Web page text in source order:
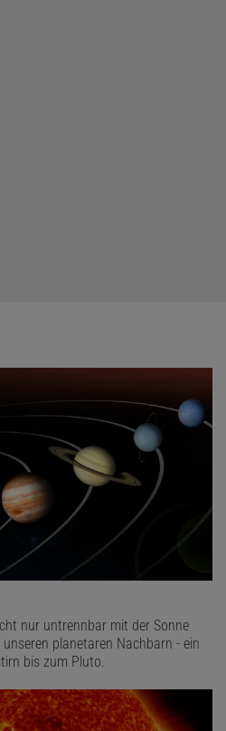
nur untrennbar mit der Sonne
planetaren Nachbarn - ein
bis zum Pluto.